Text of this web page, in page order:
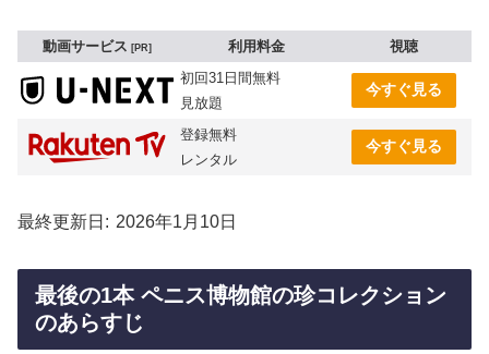
動画サービス PR 利用料金
視聴
初回31日間無料
見放題
今すぐ見る
登録無料
レンタル
今すぐ見る
最終更新日 2026年1月10日
最後の1本 ペニス博物館の珍コレクション
のあらすじ